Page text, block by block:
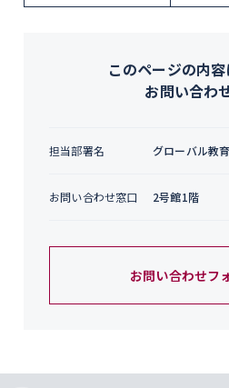
このページの内
お問い合わ
担当部署名 グローバル教
お問い合わせ窓口 2号館1階
お問い合わせフ